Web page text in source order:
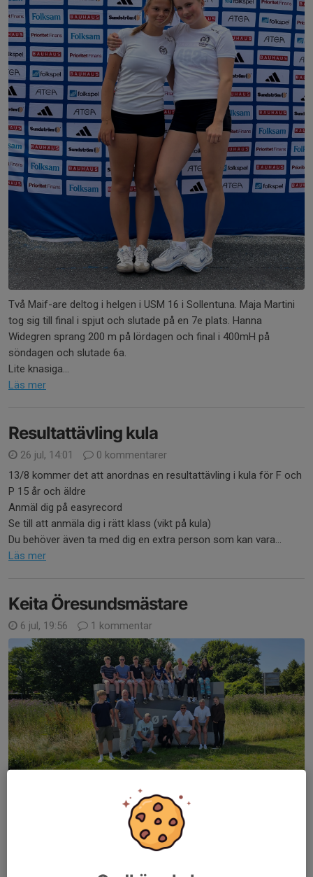
Två Maif-are deltog i helgen i USM 16 i Sollentuna. Maja Martini
tog sig till final i spjut och slutade på en 7e plats. Hanna
Widegren sprang 200 m på lördagen och final i 400mH på
söndagen och slutade 6a.
Lite knasiga...
Läs mer
Resultattävling kula
26 jul, 14:01
0 kommentarer
13/8 kommer det att anordnas en resultattävling i kula för F och
P 15 år och äldre
Anmäl dig på easyrecord
Se till att anmäla dig i rätt klass (vikt på kula)
Du behöver även ta med dig en extra person som kan vara...
Läs mer
Keita Öresundsmästare
6 jul, 19:56 1 kommentar
Flera aktiva från Motala AIF var i helgen och deltog i
Öresundspelen i Helsingborg mot internationellt motstånd.
Keita Kaplere blev Öresundsmästerinna i både längd och höjd, i